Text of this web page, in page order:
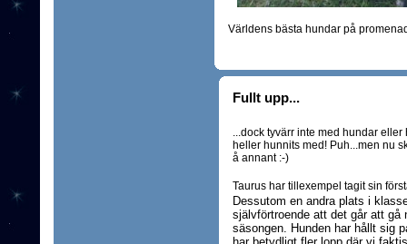
Världens bästa hundar på
Fullt upp...
...dock tyvärr inte med hundar
heller hunnits med! Puh...men nu
å annant :-)
Taurus har tillexempel tagit sin
Dessutom en andra plats i
självförtroende att det går att gå
säsongen. Hunden har hållt sig